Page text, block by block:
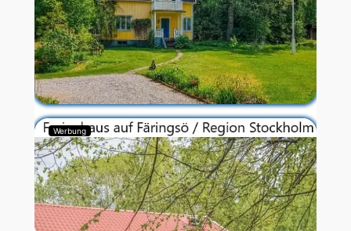
Werbung